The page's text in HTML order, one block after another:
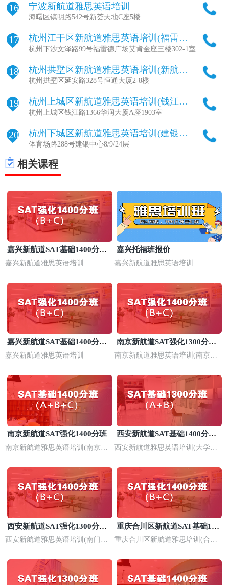
16 宁波新航道雅思英语培训
海曙区镇明路542号新荟天地C座5楼
17
杭州江干区新航道雅思英语培训(福雷德
校区)
杭州下沙文泽路99号福雷德广场艾肯金座三楼302-1室
18
杭州拱墅区新航道雅思英语培训(新航道
杭州学校总部)
杭州拱墅区延安路328号恒通大厦2-8楼
19
杭州上城区新航道雅思英语培训(钱江校
区)
杭州上城区钱江路1366华润大厦A座1903室
20
杭州下城区新航道雅思英语培训(建银校
区)
体育场路288号建银中心8/9/24层
相关课程
嘉兴新航道SAT基础1400分培
训班
嘉兴新航道雅思英语培训
嘉兴托福班报价
嘉兴新航道雅思英语培训
嘉兴新航道SAT基础1400分培
训班
嘉兴新航道雅思英语培训
南京新航道SAT强化1300分培
训
南京新航道雅思英语培训(南京浦
南京新航道SAT强化1400分班
南京新航道雅思英语培训(南京河
西安新航道SAT基础1400分培
训班
西安新航道雅思英语培训(大学城
西安新航道SAT强化1300分培
训
西安新航道雅思英语培训(南门校
重庆合川区新航道SAT基础140
0分培训
重庆合川区新航道雅思培训(合川